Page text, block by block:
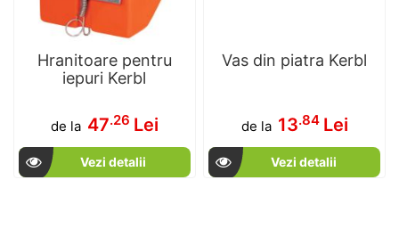
Hranitoare pentru
iepuri Kerbl
de la 47.26 Lei
Vezi detalii
Vas din piatra Kerbl
de la 13.84 Lei
Vezi detalii